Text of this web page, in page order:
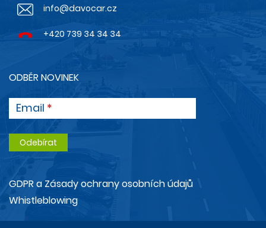
info@davocar.cz
+420 739 34 34 34
ODBĚR NOVINEK
Email
GDPR a Zásady ochrany osobních údajů
Whistleblowing